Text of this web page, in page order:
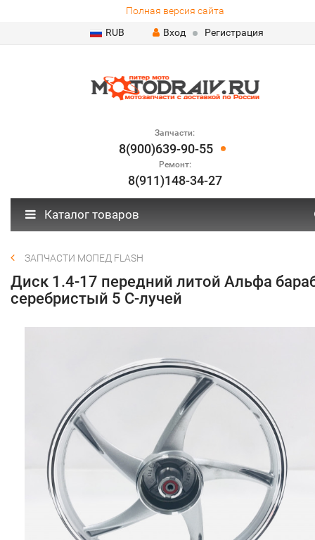
Полная версия сайта
RUB
Вход Регистрация
Запчасти:
8(900)639-90-55
Ремонт:
8(911)148-34-27
Каталог товаров
ЗАПЧАСТИ МОПЕД FLASH
Диск 1.4-17 передний литой Альфа
серебристый 5 С-лучей